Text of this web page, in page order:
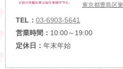
東京都豊島区
TEL： 03-6903-5641
営業時間： 10:00～19:00
定休日： 年末年始